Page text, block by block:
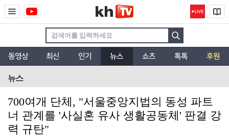
동영상 최신 인기 뉴스 쇼츠 톡톡 후원
뉴스
700여개 단체, "서울중앙지법의 동성 파트
너 관계를 '사실혼 유사 생활공동체' 판결 강
력 규탄"